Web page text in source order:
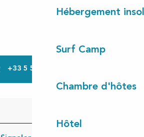
Hébergement
Surf Camp
Chambre d'hôtes
Hôtel
+33 5 58 42 72